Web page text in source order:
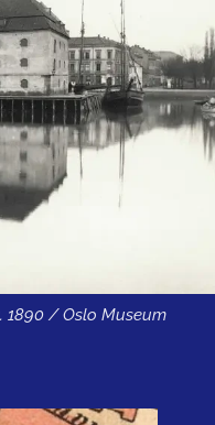
1890 / Oslo Museum